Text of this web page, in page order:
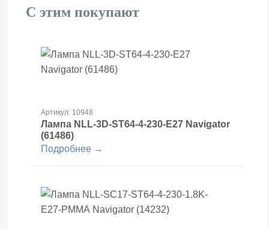
С этим покупают
Артикул: 10948
Лампа NLL-3D-ST64-4-230-E27 Navigator
(61486)
Подробнее →